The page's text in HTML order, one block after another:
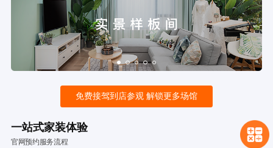
免费接驾到店参观 解锁更多场馆
一站式家装体验
官网预约服务流程